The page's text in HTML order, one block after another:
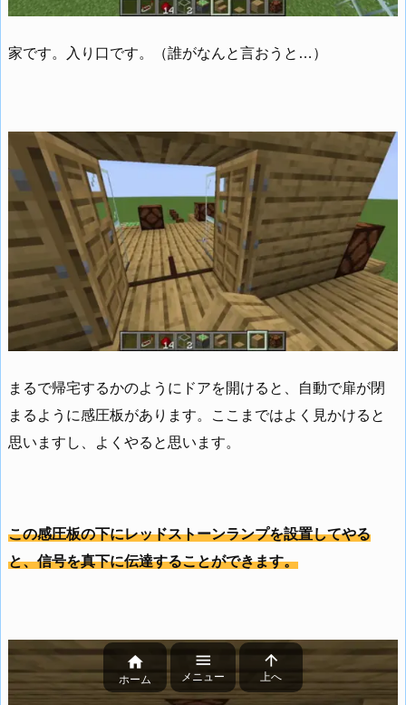
家です。入り口です。（誰がなんと言おうと…）
まるで帰宅するかのようにドアを開けると、自動で扉が閉
まるように感圧板があります。ここまではよく見かけると
思いますし、よくやると思います。
この感圧板の下にレッドストーンランプを設置してやる
と、信号を真下に伝達することができます。

ホーム

メニュー

上へ